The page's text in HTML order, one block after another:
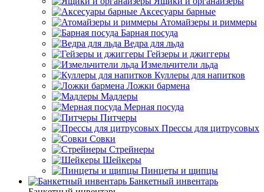
Аксесуары барные
Атомайзеры и риммеры
Барная посуда
Ведра для льда
Гейзеры и джиггеры
Измельчители льда
Куллеры для напитков
Ложки бармена
Мадлеры
Мерная посуда
Питчеры
Прессы для цитрусовых
Совки
Стрейнеры
Шейкеры
Пинцеты и щипцы
Банкетный инвентарь